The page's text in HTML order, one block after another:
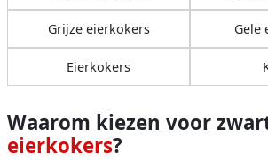
Grijze eierkokers Gele
Eierkokers
Waarom kiezen voor
eierkokers?